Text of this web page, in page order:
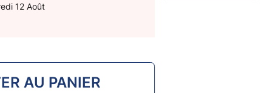
12 Août
AU PANIER